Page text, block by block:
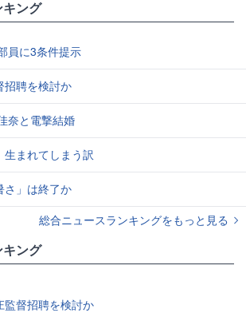
ング
員に3条件提示
招聘を検討か
奈と電撃結婚
生まれてしまう訳
さ」は終了か
総合ニュースランキングをもっと見る
ング
監督招聘を検討か